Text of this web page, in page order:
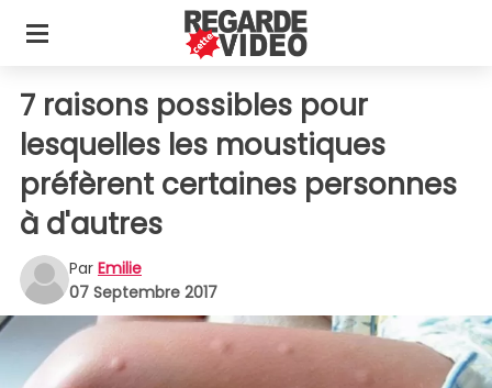
7 raisons possibles pour
lesquelles les moustiques
préfèrent certaines personnes
à d'autres
Par Emilie
07 Septembre 2017